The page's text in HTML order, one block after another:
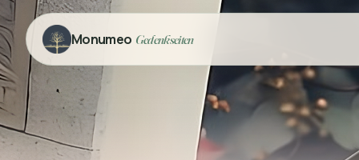
Monumeo Gedenkseiten